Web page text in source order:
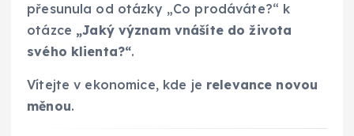
přesunula od otázky „Co prodáváte?“ k
otázce „Jaký význam vnášíte do života
svého klienta?“.
Vítejte v ekonomice, kde je relevance novou
měnou.